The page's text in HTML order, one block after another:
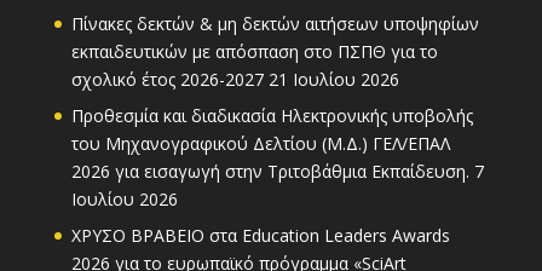
Πίνακες δεκτών & μη δεκτών αιτήσεων υποψηφίων
εκπαιδευτικών με απόσπαση στο ΠΣΠΘ για το
σχολικό έτος 2026-2027 21 Ιουλίου 2026
Προθεσμία και διαδικασία Ηλεκτρονικής υποβολής
του Μηχανογραφικού Δελτίου (Μ.Δ.) ΓΕΛ/ΕΠΑΛ
2026 για εισαγωγή στην Τριτοβάθμια Εκπαίδευση. 7
Ιουλίου 2026
ΧΡΥΣΟ ΒΡΑΒΕΙΟ στα Education Leaders Awards
2026 για το ευρωπαϊκό πρόγραμμα «SciArt